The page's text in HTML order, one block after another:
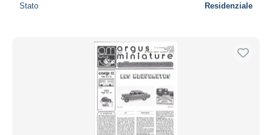
Stato Residenziale